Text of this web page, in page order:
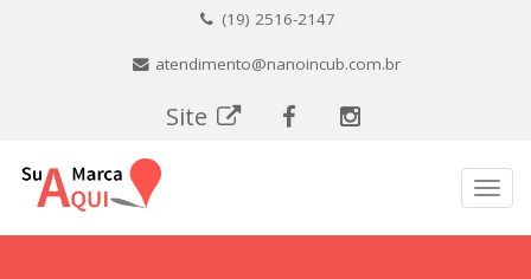
(19) 2516-2147
atendimento@nanoincub.com.br
Site
Menu